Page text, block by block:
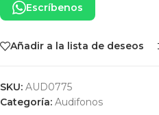
Escríbenos
Añadir a la lista de deseos
SKU: AUD0775
Categoría: Audifonos